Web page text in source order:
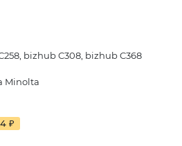
bizhub C308, bizhub C368
Minolta
₽